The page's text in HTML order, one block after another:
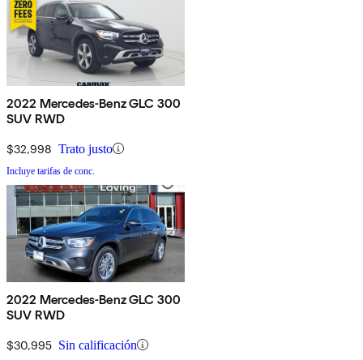
2022 Mercedes-Benz GLC 300
SUV RWD
$32,998 Trato justo
Incluye tarifas de conc.
2022 Mercedes-Benz GLC 300
SUV RWD
$30,995 Sin calificación